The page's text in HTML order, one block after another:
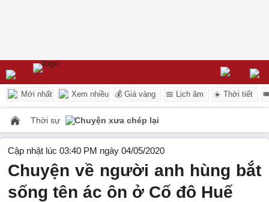
Mới nhất Xem nhiều 💰 Giá vàng 📅 Lịch âm ☀️ Thời tiết
Thời sự Chuyện xưa chép lại
Cập nhật lúc 03:40 PM ngày 04/05/2020
Chuyện về người anh hùng bắt
sống tên ác ôn ở Cố đô Huế